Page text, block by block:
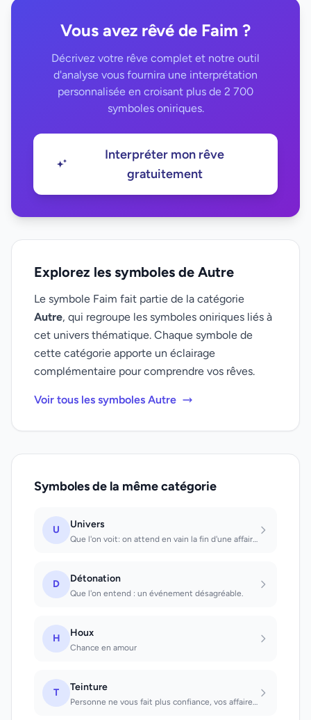
Vous avez rêvé de Faim ?
Décrivez votre rêve complet et notre outil
d'analyse vous fournira une interprétation
personnalisée en croisant plus de 2 700
symboles oniriques.
Interpréter mon rêve
gratuitement
Explorez les symboles de Autre
Le symbole Faim fait partie de la catégorie
Autre, qui regroupe les symboles oniriques liés à
cet univers thématique. Chaque symbole de
cette catégorie apporte un éclairage
complémentaire pour comprendre vos rêves.
Voir tous les symboles Autre
Symboles de la même catégorie
U Univers
Que l'on voit: on attend en vain la fin d'une affaire, d'un état, etc.
D Détonation
Que l'on entend : un événement désagréable.
H Houx
Chance en amour
T Teinture
Personne ne vous fait plus confiance, vos affaires sont trop emmélées et vous ma...